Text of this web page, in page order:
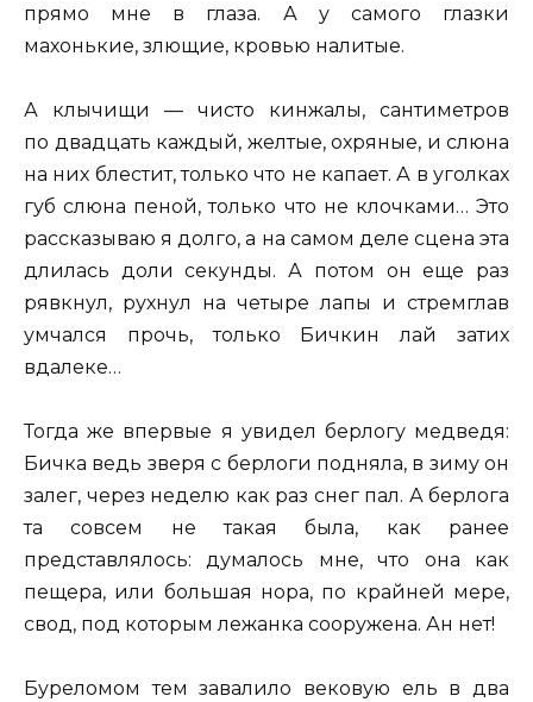
прямо мне в глаза. А у самого глазки
махонькие, злющие, кровью налитые.
А клычищи — чисто кинжалы, сантиметров
по двадцать каждый, желтые, охряные, и слюна
на них блестит, только что не капает. А в уголках
губ слюна пеной, только что не клочками… Это
рассказываю я долго, а на самом деле сцена эта
длилась доли секунды. А потом он еще раз
рявкнул, рухнул на четыре лапы и стремглав
умчался прочь, только Бичкин лай затих
вдалеке…
Тогда же впервые я увидел берлогу медведя:
Бичка ведь зверя с берлоги подняла, в зиму он
залег, через неделю как раз снег пал. А берлога
та совсем не такая была, как ранее
представлялось: думалось мне, что она как
пещера, или большая нора, по крайней мере,
свод, под которым лежанка сооружена. Ан нет!
Буреломом тем завалило вековую ель в два